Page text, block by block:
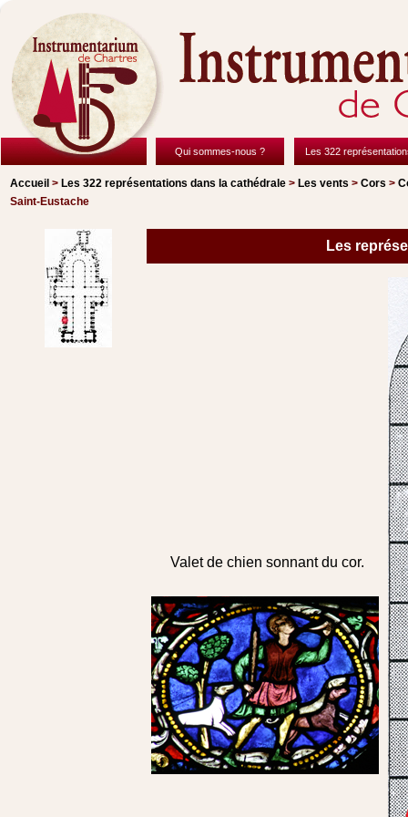
Qui sommes-nous ? Les 322
Accueil > Les 322 représentations dans la cathédrale > Les vents > Cors >
Saint-Eustache
Les
Valet de chien sonnant du cor.